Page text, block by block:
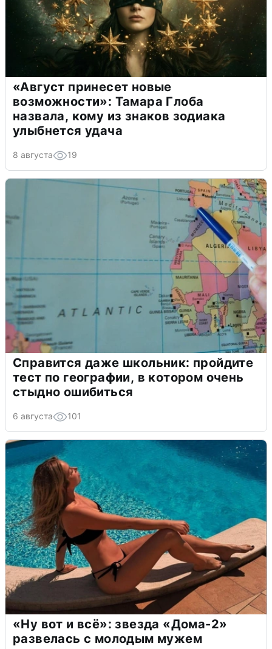
«Август принесет новые
возможности»: Тамара Глоба
назвала, кому из знаков зодиака
улыбнется удача
8 августа 19
Справится даже школьник: пройдите
тест по географии, в котором очень
стыдно ошибиться
6 августа 101
«Ну вот и всё»: звезда «Дома-2»
развелась с молодым мужем